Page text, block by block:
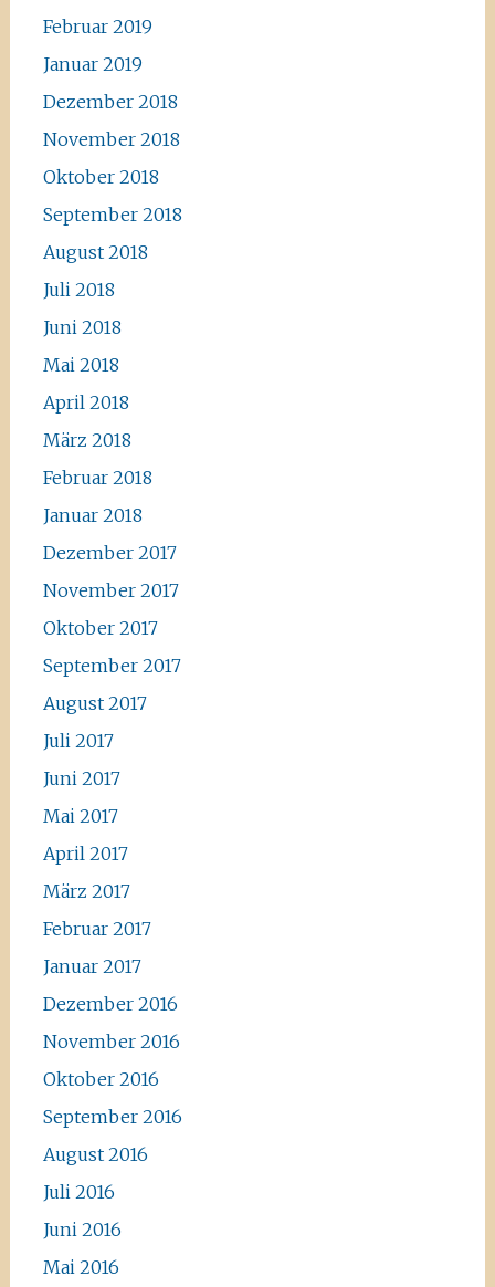
Februar 2019
Januar 2019
Dezember 2018
November 2018
Oktober 2018
September 2018
August 2018
Juli 2018
Juni 2018
Mai 2018
April 2018
März 2018
Februar 2018
Januar 2018
Dezember 2017
November 2017
Oktober 2017
September 2017
August 2017
Juli 2017
Juni 2017
Mai 2017
April 2017
März 2017
Februar 2017
Januar 2017
Dezember 2016
November 2016
Oktober 2016
September 2016
August 2016
Juli 2016
Juni 2016
Mai 2016